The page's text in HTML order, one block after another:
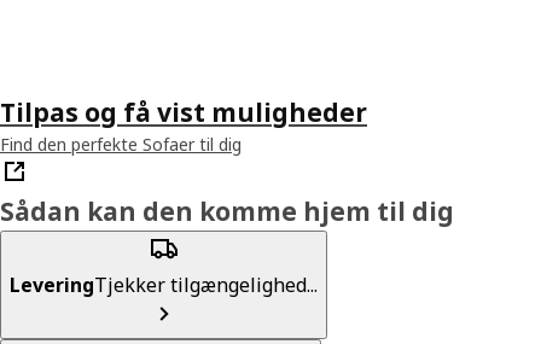
Tilpas og få vist muligheder
Find den perfekte Sofaer til dig
Sådan kan den komme hjem til dig
LeveringTjekker tilgængelighed...